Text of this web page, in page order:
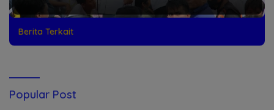
Berita Terkait
Popular Post